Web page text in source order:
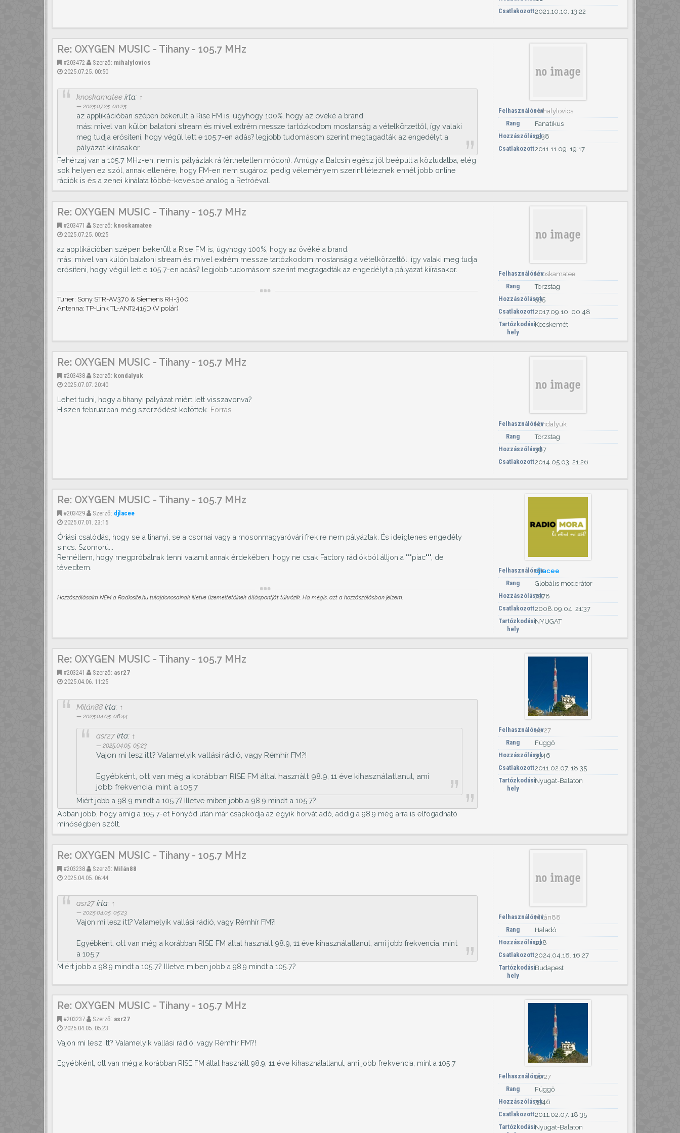
Csatlakozott2021.10.10. 13:22
Re: OXYGEN MUSIC - Tihany - 105.7 MHz
#203472 Szerző: mihalylovics
2025.07.25. 00:50
knoskamateeírta: ↑
2025.07.25. 00:25
az applikációban szépen bekerült a Rise FM is, úgyhogy 100%, hogy az övéké a brand.
más: mivel van külön balatoni stream és mivel extrém messze tartózkodom mostanság a vételkörzettől, így valaki
meg tudja erősíteni, hogy végül lett e 105.7-en adás? legjobb tudomásom szerint megtagadták az engedélyt a
pályázat kiírásakor.
Fehérzaj van a 105.7 MHz-en, nem is pályáztak rá (érthetetlen módon). Amúgy a Balcsin egész jól beépült a köztudatba, elég
sok helyen ez szól, annak ellenére, hogy FM-en nem sugároz, pedig véleményem szerint léteznek ennél jobb online
rádiók is és a zenei kínálata többé-kevésbé analóg a Retróéval.
Felhasználónévmihalylovics
Rang
Fanatikus
Hozzászólások1238
Csatlakozott2011.11.09. 19:17
Re: OXYGEN MUSIC - Tihany - 105.7 MHz
#203471 Szerző: knoskamatee
2025.07.25. 00:25
az applikációban szépen bekerült a Rise FM is, úgyhogy 100%, hogy az övéké a brand.
más: mivel van külön balatoni stream és mivel extrém messze tartózkodom mostanság a vételkörzettől, így valaki meg tudja
erősíteni, hogy végül lett e 105.7-en adás? legjobb tudomásom szerint megtagadták az engedélyt a pályázat kiírásakor.
Tuner: Sony STR-AV370 & Siemens RH-300
Antenna: TP-Link TL-ANT2415D (V polár)
Felhasználónévknoskamatee
Rang
Törzstag
Hozzászólások
535
Csatlakozott2017.09.10. 00:48
Tartózkodási
hely
Kecskemét
Re: OXYGEN MUSIC - Tihany - 105.7 MHz
#203438 Szerző: kondalyuk
2025.07.07. 20:40
Lehet tudni, hogy a tihanyi pályázat miért lett visszavonva?
Hiszen februárban még szerződést kötöttek.
Forrás
Felhasználónévkondalyuk
Rang
Törzstag
Hozzászólások
367
Csatlakozott2014.05.03. 21:26
Re: OXYGEN MUSIC - Tihany - 105.7 MHz
#203429 Szerző: djlacee
2025.07.01. 23:15
Óriási csalódás, hogy se a tihanyi, se a csornai vagy a mosonmagyaróvári frekire nem pályáztak. És ideiglenes engedély
sincs. Szomorú...
Reméltem, hogy megpróbálnak tenni valamit annak érdekében, hogy ne csak Factory rádiókból álljon a """piac""", de
tévedtem.
Hozzászólásaim NEM a Radiosite.hu tulajdonosainak illetve üzemeltetőinek álláspontját tükrözik. Ha mégis, azt a hozzászólásban jelzem.
Felhasználónévdjlacee
Rang
Globális moderátor
Hozzászólások7278
Csatlakozott2008.09.04. 21:37
Tartózkodási
hely
NYUGAT
Re: OXYGEN MUSIC - Tihany - 105.7 MHz
#203241 Szerző: asr27
2025.04.06. 11:25
Milán88írta: ↑
2025.04.05. 06:44
asr27írta: ↑
2025.04.05. 05:23
Vajon mi lesz itt? Valamelyik vallási rádió, vagy Rémhír FM?!
Egyébként, ott van még a korábban RISE FM által hasznàlt 98.9, 11 éve kihasználatlanul, ami
jobb frekvencia, mint a 105.7
Miért jobb a 98.9 mindt a 105.7? Illetve miben jobb a 98.9 mindt a 105.7?
Abban jobb, hogy amíg a 105.7-et Fonyód után màr csapkodja az egyik horvát adó, addig a 98.9 még arra is elfogadható
minőségben szólt.
Felhasználónévasr27
Rang
Függő
Hozzászólások3346
Csatlakozott2011.02.07. 18:35
Tartózkodási
hely
Nyugat-Balaton
Re: OXYGEN MUSIC - Tihany - 105.7 MHz
#203238 Szerző: Milán88
2025.04.05. 06:44
asr27írta: ↑
2025.04.05. 05:23
Vajon mi lesz itt? Valamelyik vallási rádió, vagy Rémhír FM?!
Egyébként, ott van még a korábban RISE FM által hasznàlt 98.9, 11 éve kihasználatlanul, ami jobb frekvencia, mint
a 105.7
Miért jobb a 98.9 mindt a 105.7? Illetve miben jobb a 98.9 mindt a 105.7?
FelhasználónévMilán88
Rang
Haladó
Hozzászólások
108
Csatlakozott2024.04.18. 16:27
Tartózkodási
hely
Budapest
Re: OXYGEN MUSIC - Tihany - 105.7 MHz
#203237 Szerző: asr27
2025.04.05. 05:23
Vajon mi lesz itt? Valamelyik vallási rádió, vagy Rémhír FM?!
Egyébként, ott van még a korábban RISE FM által hasznàlt 98.9, 11 éve kihasználatlanul, ami jobb frekvencia, mint a 105.7
Felhasználónévasr27
Rang
Függő
Hozzászólások3346
Csatlakozott2011.02.07. 18:35
TartózkodásiNyugat-Balaton